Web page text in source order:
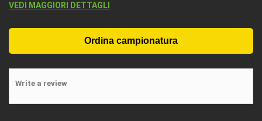
VEDI MAGGIORI DETTAGLI
Write a review